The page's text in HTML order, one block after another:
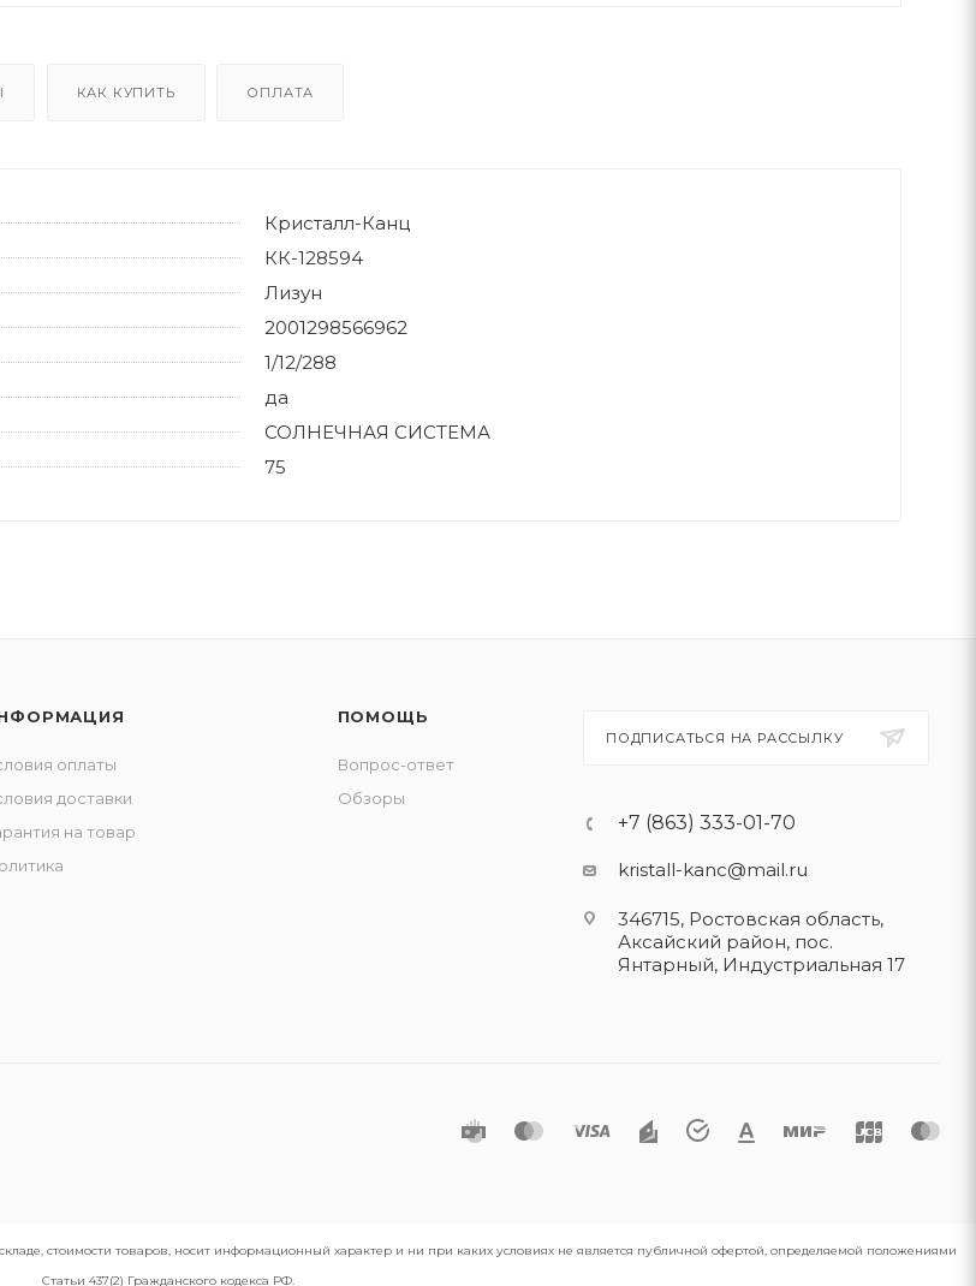
КАК КУПИТЬ ОПЛАТА
Кристалл-Канц
КК-128594
Лизун
2001298566962
1/12/288
да
СОЛНЕЧНАЯ СИСТЕМА
75
оплаты
доставки
на товар
ПОМОЩЬ
Вопрос-ответ
Обзоры
ПОДПИСАТЬСЯ НА РАССЫЛКУ
+7 (863) 333-01-70
kristall-kanc@mail.ru
346715, Ростовская область​,
Аксайский район, пос.
Янтарный, Индустриальная 17
стоимости товаров, носит информационный характер и ни при каких условиях не является публичной офертой, определяемой положениями
Статьи 437(2) Гражданского кодекса РФ.